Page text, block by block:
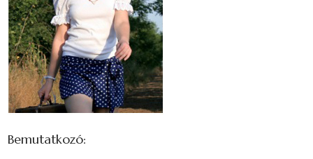
Bemutatkozó: